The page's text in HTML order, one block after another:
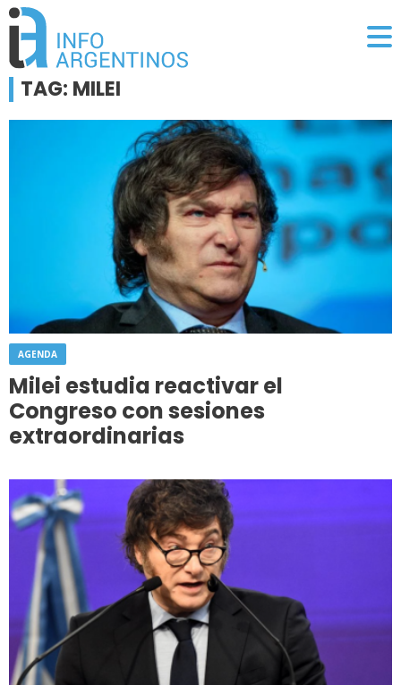
TAG: MILEI
AGENDA
Milei estudia reactivar el
Congreso con sesiones
extraordinarias